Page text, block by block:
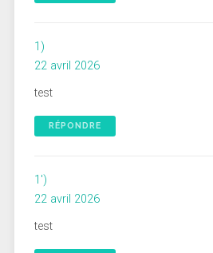
1)
22 avril 2026
test
RÉPONDRE
1')
22 avril 2026
test